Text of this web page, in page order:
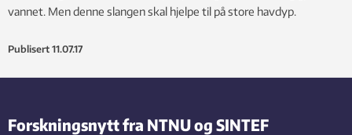
vannet. Men denne slangen skal hjelpe til på store havdyp.
Publisert 11.07.17
Forskningsnytt fra NTNU og SINTEF